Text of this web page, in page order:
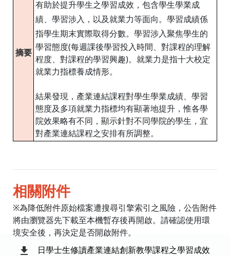
摘要
有助於提升學生之學習成效，包含學生學業成
績、學習涉入，以及就業力等面向。學習成績係
指學生期末實際取得分數。學習涉入聚焦學生的
學習態度(每週課後學習投入時間、對課程的理解
程度、對課程的學習興趣)。就業力是指十大校定
就業力指標養成情形。
結果發現，產業連結課程對學生學業成績、學習
態度及多項就業力指標均有顯著地提升，惟各學
院效果略有不同，顯示針對不同學院的學生，宜
對產業連結課程之安排有所調整。
相關附件
※為降低附件原始檔案遭搜尋引擎索引之風險，公告附件
將由瀏覽器先下載至本機暫存後再開啟。請確認使用環
境安全後，再決定是否開啟附件。
日學士生修讀產業連結創新教學課程之學習成效